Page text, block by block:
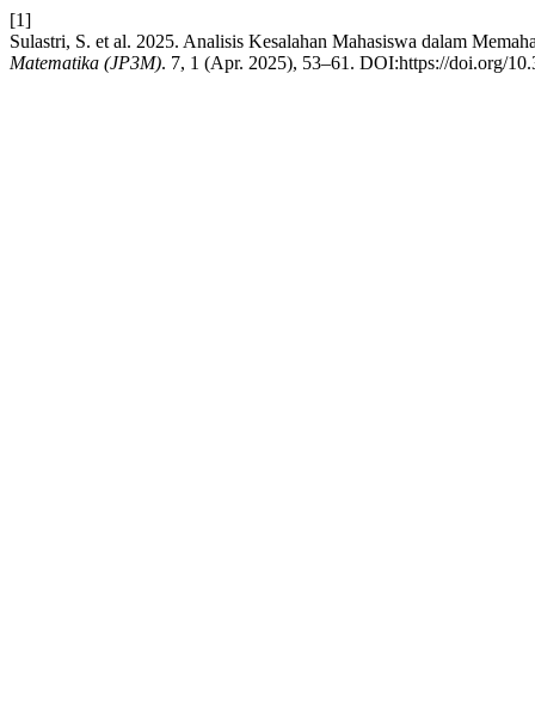
[1]
Sulastri, S. et al. 2025. Analisis Kesalahan Mahasiswa dalam
Matematika (JP3M). 7, 1 (Apr. 2025), 53–61. DOI:https://doi.org/